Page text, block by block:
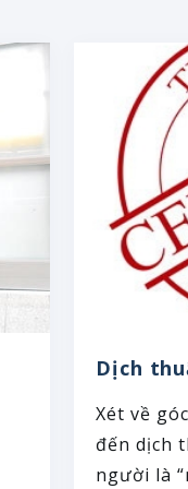
Dịch
Xét về
đến dịch
người là